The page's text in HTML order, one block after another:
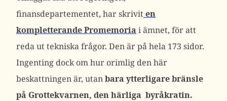
finansdepartementet, har skriviten
kompletterande Promemoria i ämnet, för att
reda ut tekniska frågor. Den är på hela 173 sidor.
Ingenting dock om hur orimlig den här
beskattningen är, utanbara ytterligare bränsle
på Grottekvarnen, den härliga byråkratin.